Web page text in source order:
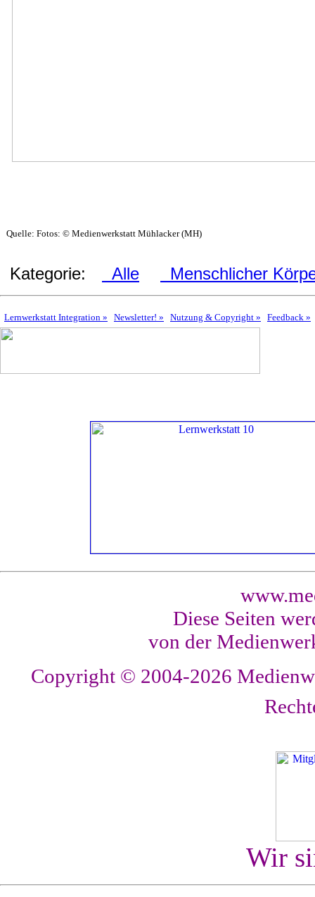
Quelle: Fotos: © Medienwerkstatt Mühlacker (MH)
Kategorie: Alle Menschlicher
Lernwerkstatt Integration » Newsletter! » Nutzung & Copyright » Feedback »
Diese Seiten
von der
Copyright © 2004-2026
Wir